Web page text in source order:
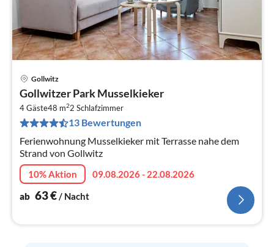
Gollwitz
Gollwitzer Park Musselkieker
4 Gäste48 m22 Schlafzimmer
13 Bewertungen
Ferienwohnung Musselkieker mit Terrasse nahe dem
Strand von Gollwitz
10% Aktion
09.08.2026 - 22.08.2026
ab 63€/ Nacht